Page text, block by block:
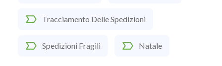
Tracciamento Delle Spedizioni
Spedizioni Fragili Natale